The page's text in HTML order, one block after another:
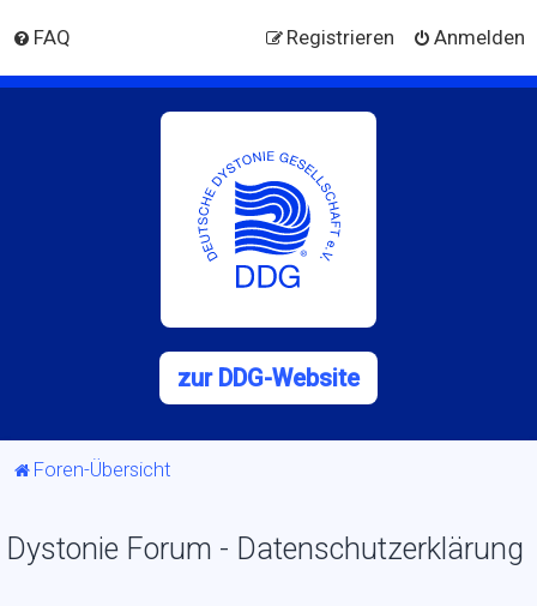
FAQ Anmelden
Registrieren
zur DDG-Website
Foren-Übersicht
Dystonie Forum - Datenschutzerklärung